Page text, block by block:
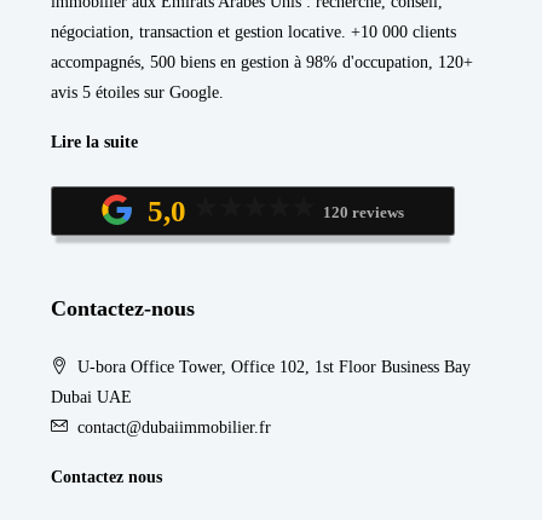
négociation, transaction et gestion locative. +10 000 clients
accompagnés, 500 biens en gestion à 98% d'occupation, 120+
avis 5 étoiles sur Google.
Lire la suite
5,0 120 reviews
Contactez-nous
U-bora Office Tower, Office 102, 1st Floor Business Bay
Dubai UAE
contact@dubaiimmobilier.fr
Contactez nous